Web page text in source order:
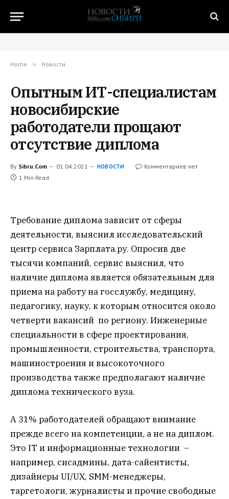
Home » Новости
Опытным ИТ-специалистам
новосибирские
работодатели прощают
отсутствие диплома
By Sibru.Com 01.04.2021 НОВОСТИ
Комментариев нет
1 Min Read
Требование диплома зависит от сферы
деятельности, выяснил исследовательский
центр сервиса Зарплата.ру. Опросив две
тысячи компаний, сервис выяснил, что
наличие диплома является обязательным для
приема на работу на госслужбу, медицину,
педагогику, науку, к которым относится около
четверти вакансий по региону. Инженерные
специальности в сфере проектирования,
промышленности, строительства, транспорта,
машиностроения и высокоточного
производства также предполагают наличие
диплома технического вуза.
А 31% работодателей обращают внимание
прежде всего на компетенции, а не на диплом.
Это IT и информационные технологии –
например, сисадмины, дата-сайентисты,
дизайнеры UI/UX, SMM-менеджеры,
таргетологи, журналисты и прочие свободные